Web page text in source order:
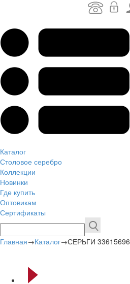
Каталог
Столовое серебро
Коллекции
Новинки
Где купить
Оптовикам
Сертификаты
Главная→Каталог→СЕРЬГИ 33615696